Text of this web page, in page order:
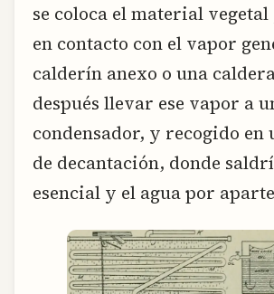
se coloca el material vegetal
en contacto con el vapor
calderín anexo o una
después llevar ese vapor a
condensador, y recogido en
de decantación, donde
esencial y el agua por